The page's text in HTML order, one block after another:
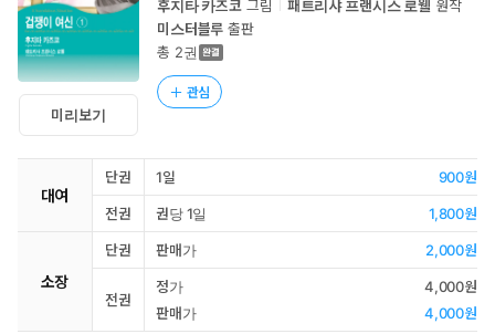
미리보기
후지타 카즈코 그림 패트리샤 프랜시스 로웰 원작
미스터블루 출판
총 2권
관심
대여
단권 1일 900원
전권 권당 1일 1,800원
소장
단권 판매가 2,000원
전권
정가
4,000원
판매가
4,000원